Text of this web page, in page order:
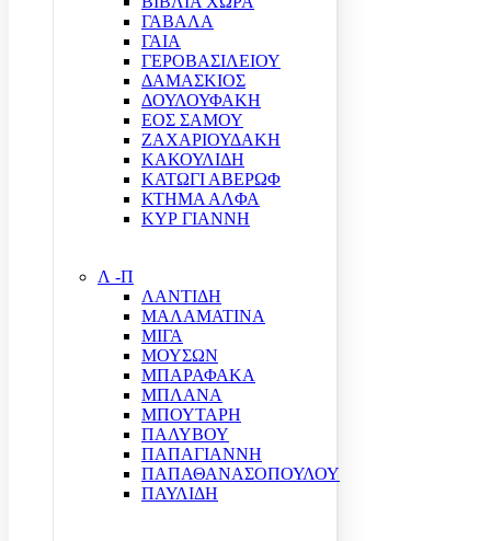
ΓΑΒΑΛΑ
ΓΑΙΑ
ΓΕΡΟΒΑΣΙΛΕΙΟΥ
ΔΑΜΑΣΚΙΟΣ
ΔΟΥΛΟΥΦΑΚΗ
ΕΟΣ ΣΑΜΟΥ
ΖΑΧΑΡΙΟΥΔΑΚΗ
ΚΑΚΟΥΛΙΔΗ
ΚΑΤΩΓΙ ΑΒΕΡΩΦ
ΚΤΗΜΑ ΑΛΦΑ
ΚΥΡ ΓΙΑΝΝΗ
Λ -Π
ΛΑΝΤΙΔΗ
ΜΑΛΑΜΑΤΙΝΑ
ΜΙΓΑ
ΜΟΥΣΩΝ
ΜΠΑΡΑΦΑΚΑ
ΜΠΛΑΝΑ
ΜΠΟΥΤΑΡΗ
ΠΑΛΥΒΟΥ
ΠΑΠΑΓΙΑΝΝΗ
ΠΑΠΑΘΑΝΑΣΟΠΟΥΛΟΥ
ΠΑΥΛΙΔΗ